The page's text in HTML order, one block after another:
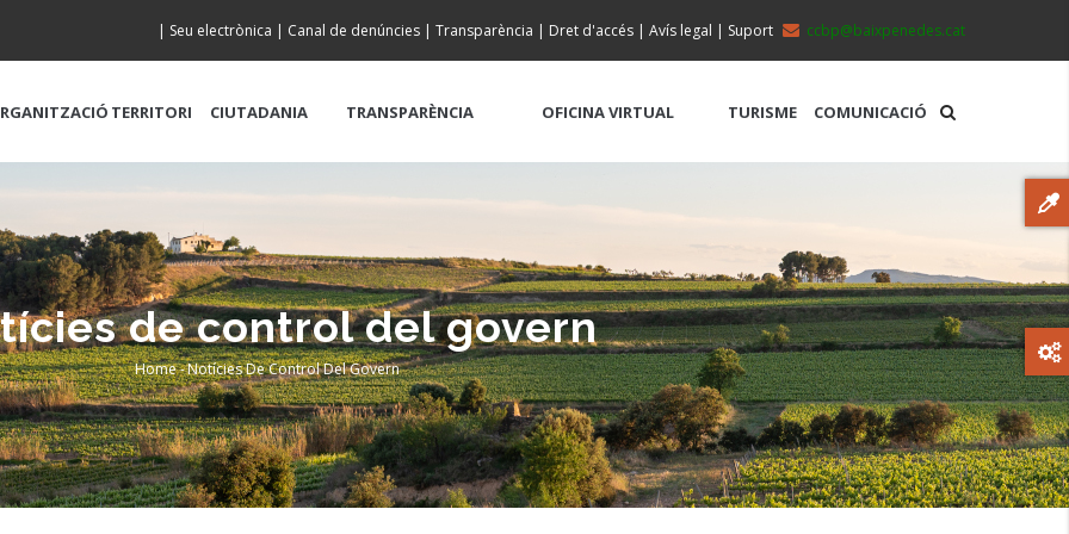
ccbp@baixpenedes.cat
| Seu electrònica | Canal de denúncies | Transparència | Dret d'accés | Avís legal | Suport
TERRITORI CIUTADANIA TRANSPARÈNCIA OFICINA VIRTUAL TURISME COMUNICACIÓ
de control del govern
Breadcrumb
Home-Notícies De Control Del Govern